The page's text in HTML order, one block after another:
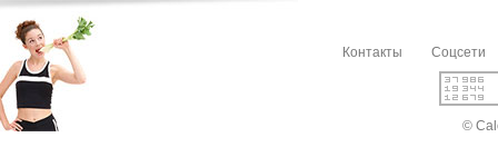
Контакты Соцсети
©